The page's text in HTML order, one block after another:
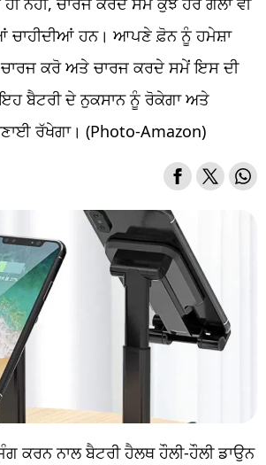
ਚਾਹੀਦੀਆਂ ਹਨ। ਆਪਣੇ ਫ਼ੋਨ ਨੂੰ ਹਮੇਸ਼ਾ
ਚਾਰਜ ਕਰੋ ਅਤੇ ਚਾਰਜ ਕਰਦੇ ਸਮੇਂ ਇਸ ਦੀ
ਬੈਟਰੀ ਦੇ ਨੁਕਸਾਨ ਨੂੰ ਰੋਕੇਗਾ ਅਤੇ
ਰੱਖੇਗਾ। (Photo-Amazon)
ਕਰਨ ਨਾਲ ਬੈਟਰੀ ਹੈਲਥ ਹੌਲੀ-ਹੌਲੀ ਡਾਉਨ